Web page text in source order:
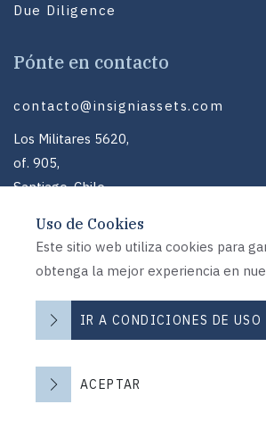
Uso de Cookies
Este sitio web utiliza cookies para
obtenga la mejor experiencia en
IR A CONDICIONES DE USO
ACEPTAR
Due Diligence
Pónte en contacto
contacto@insigniassets.com
Los Militares 5620,
of. 905,
Santiago, Chile
Siguenos
Linked In